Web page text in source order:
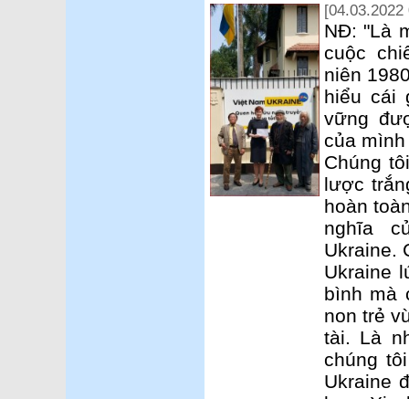
[04.03.2022
NĐ: "Là
cuộc
niên
hiểu cái
vững
của
Chúng
lược
hoàn
nghĩa
Ukraine.
Ukraine
bình mà
non trẻ
tài. Là
chúng
Ukraine